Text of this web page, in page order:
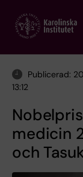
main
Publicerad:
13:12
medicin
och